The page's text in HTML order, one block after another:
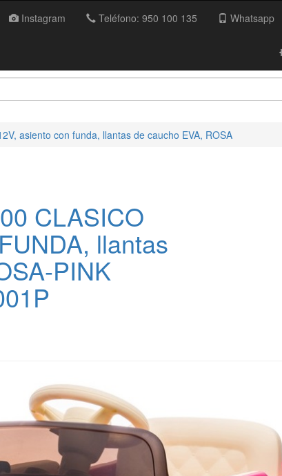
Instagram Teléfono: 950 100 135 Whatsapp
asiento con funda, llantas de caucho EVA, ROSA
CLASICO
llantas
PINK